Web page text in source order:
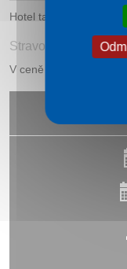
Hotel také nabízí
Stravování
V ceně pobytu snídaně